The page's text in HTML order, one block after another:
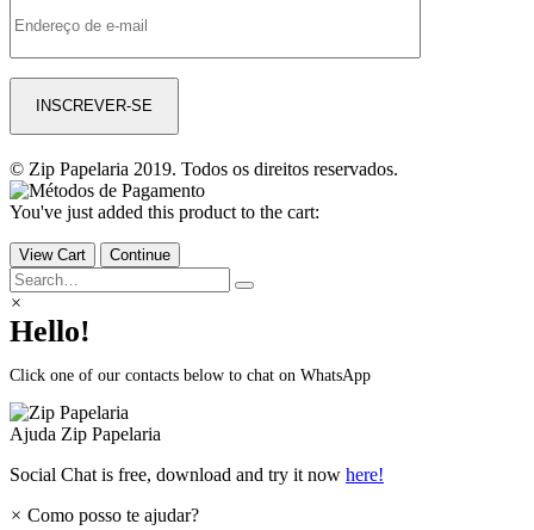
© Zip Papelaria 2019. Todos os direitos reservados.
You've just added this product to the cart:
View Cart Continue
×
Hello!
Click one of our contacts below to chat on WhatsApp
Ajuda Zip Papelaria
Social Chat is free, download and try it now here!
× Como posso te ajudar?